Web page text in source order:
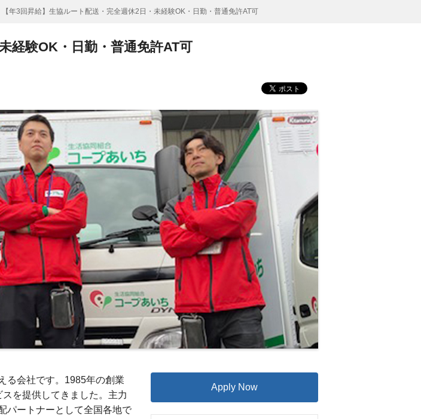
【年3回昇給】生協ルート配送・完全週休2日・未経験OK・日勤・普通免許AT可
経験OK・日勤・普通免許AT可
る会社です。1985年の創業
を提供してきました。主力
パートナーとして全国各地で
Apply Now